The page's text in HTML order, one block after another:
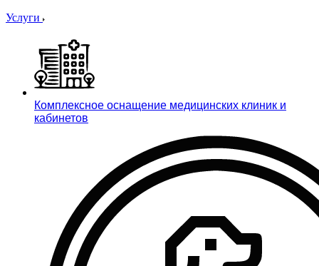
Услуги
Комплексное оснащение медицинских клиник и
кабинетов